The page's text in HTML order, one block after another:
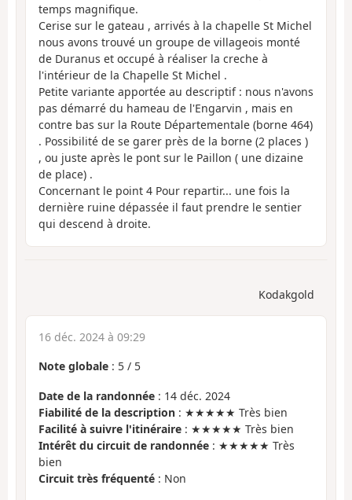
temps magnifique.
Cerise sur le gateau , arrivés à la chapelle St Michel
nous avons trouvé un groupe de villageois monté
de Duranus et occupé à réaliser la creche à
l'intérieur de la Chapelle St Michel .
Petite variante apportée au descriptif : nous n'avons
pas démarré du hameau de l'Engarvin , mais en
contre bas sur la Route Départementale (borne 464)
. Possibilité de se garer près de la borne (2 places )
, ou juste après le pont sur le Paillon ( une dizaine
de place) .
Concernant le point 4 Pour repartir... une fois la
dernière ruine dépassée il faut prendre le sentier
qui descend à droite.
Kodakgold
16 déc. 2024 à 09:29
Note globale : 5 / 5
Date de la randonnée : 14 déc. 2024
Fiabilité de la description : ★★★★★ Très bien
Facilité à suivre l'itinéraire : ★★★★★ Très bien
Intérêt du circuit de randonnée : ★★★★★ Très
bien
Circuit très fréquenté : Non